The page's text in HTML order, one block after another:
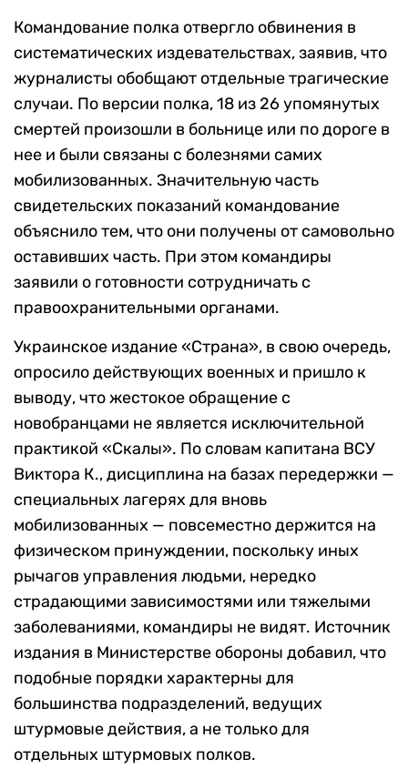
Командование полка отвергло обвинения в
систематических издевательствах, заявив, что
журналисты обобщают отдельные трагические
случаи. По версии полка, 18 из 26 упомянутых
смертей произошли в больнице или по дороге в
нее и были связаны с болезнями самих
мобилизованных. Значительную часть
свидетельских показаний командование
объяснило тем, что они получены от самовольно
оставивших часть. При этом командиры
заявили о готовности сотрудничать с
правоохранительными органами.
Украинское издание «Страна», в свою очередь,
опросило действующих военных и пришло к
выводу, что жестокое обращение с
новобранцами не является исключительной
практикой «Скалы». По словам капитана ВСУ
Виктора К., дисциплина на базах передержки —
специальных лагерях для вновь
мобилизованных — повсеместно держится на
физическом принуждении, поскольку иных
рычагов управления людьми, нередко
страдающими зависимостями или тяжелыми
заболеваниями, командиры не видят. Источник
издания в Министерстве обороны добавил, что
подобные порядки характерны для
большинства подразделений, ведущих
штурмовые действия, а не только для
отдельных штурмовых полков.